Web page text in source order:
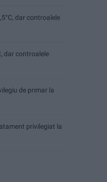
dar controalele
dar controalele
de primar la
privilegiat la